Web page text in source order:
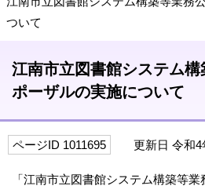
ついて
江南市立図書館システム
ポーザルの実施について
ページID 1011695 更新日 令和4
「江南市立図書館システム構築等